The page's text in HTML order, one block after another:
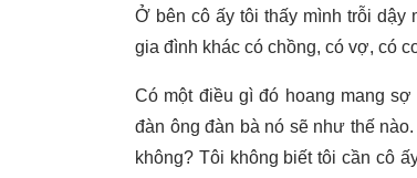
Ở bên cô ấy tôi thấy mình trỗi dậy
gia đình khác có chồng, có vợ, có
Có một điều gì đó hoang mang
đàn ông đàn bà nó sẽ như thế
không? Tôi không biết tôi cần cô